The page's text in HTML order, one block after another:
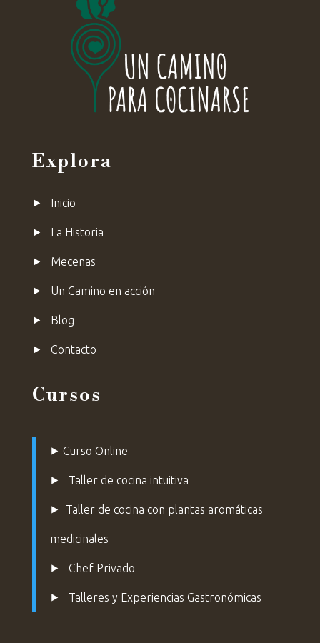
Explora
⯈ Inicio
⯈ La Historia
⯈ Mecenas
⯈ Un Camino en acción
⯈ Blog
⯈ Contacto
Cursos
⯈ Curso Online
⯈ Taller de cocina intuitiva
⯈ Taller de cocina con plantas aromáticas
medicinales
⯈ Chef Privado
⯈ Talleres y Experiencias Gastronómicas